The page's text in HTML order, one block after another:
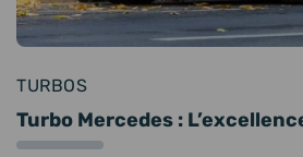
TURBOS
Turbo Mercedes :